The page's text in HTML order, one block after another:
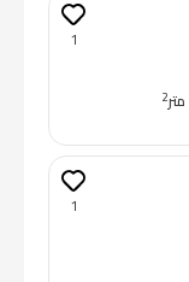
2
1
1